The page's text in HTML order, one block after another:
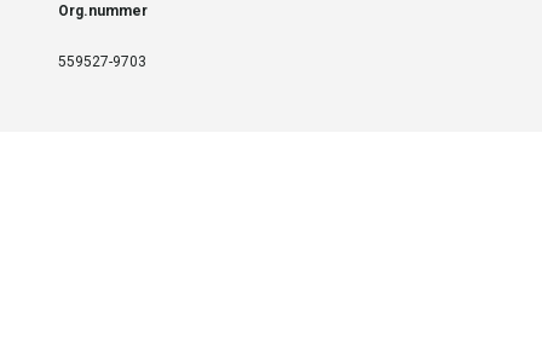
Org.nummer
559527-9703